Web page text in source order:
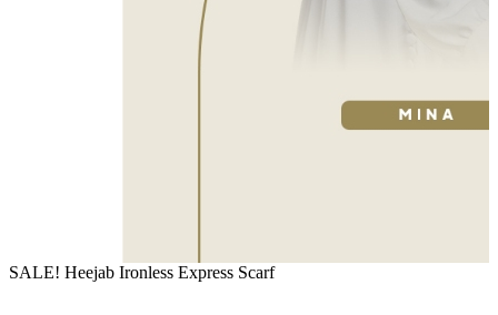
SALE! Heejab Ironless Express Scarf